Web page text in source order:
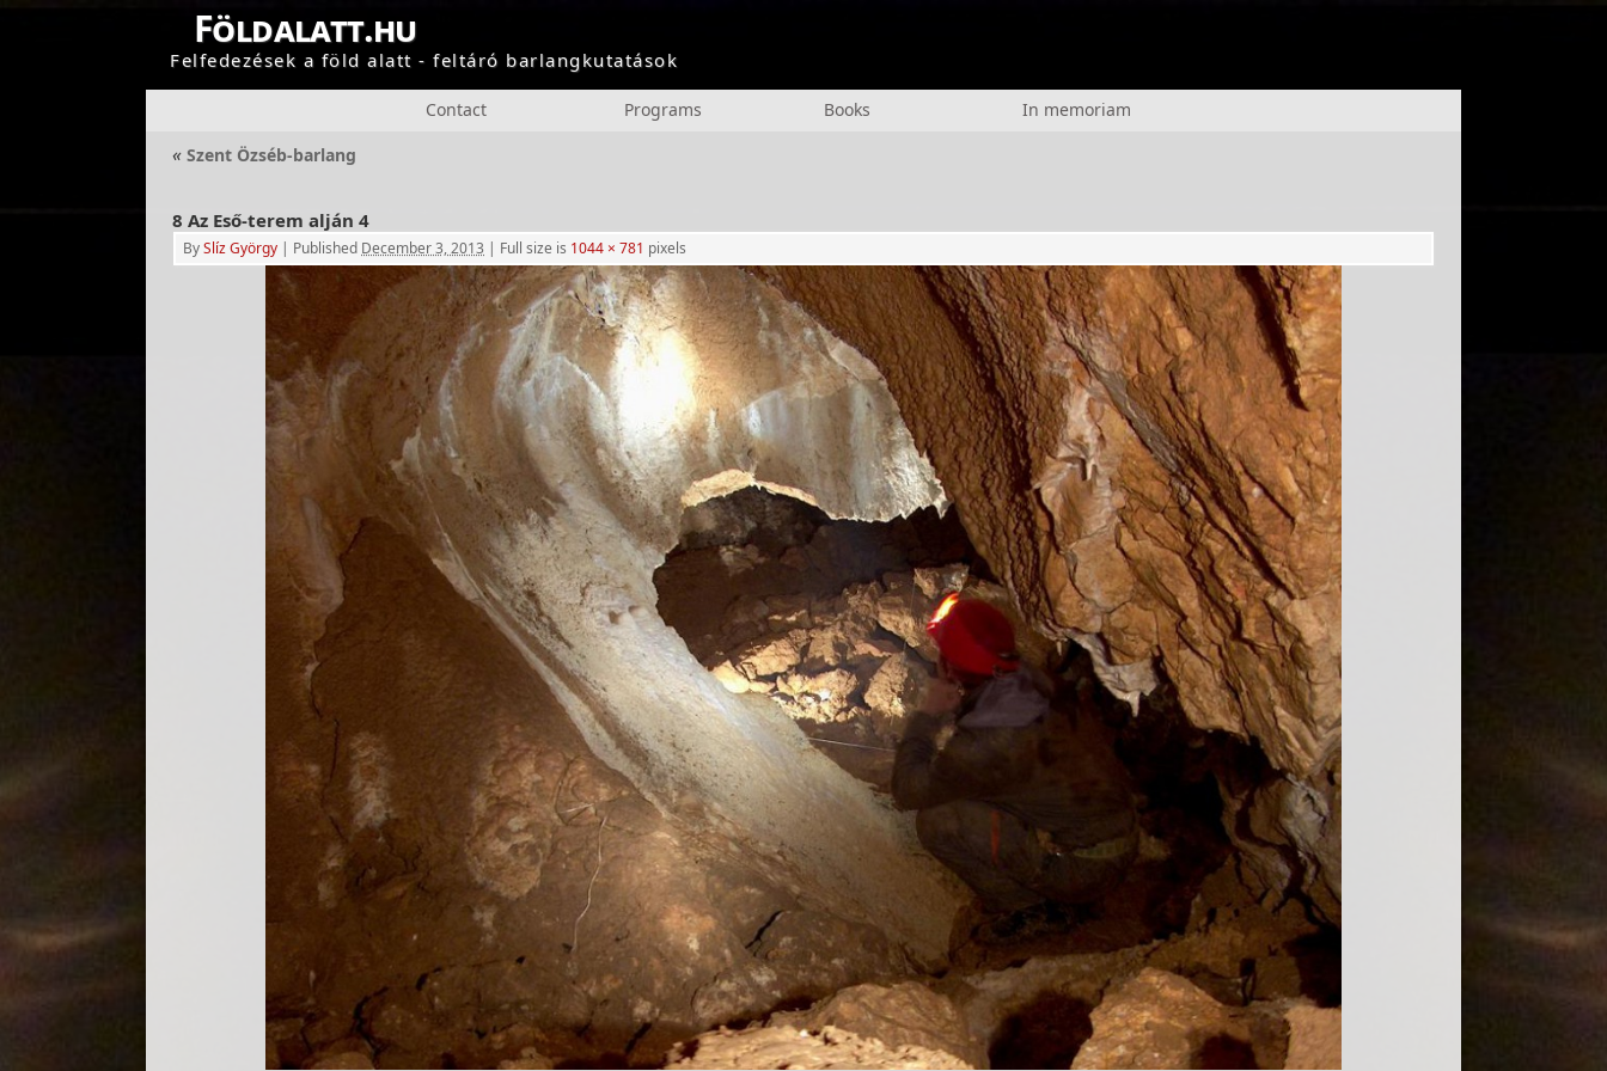
Földalatt.hu
Felfedezések a föld alatt - feltáró barlangkutatások
Contact Programs Books In memoriam
« Szent Özséb-barlang
8 Az Eső-terem alján 4
BySlíz György | Published December 3, 2013 | Full size is 1044 × 781 pixels